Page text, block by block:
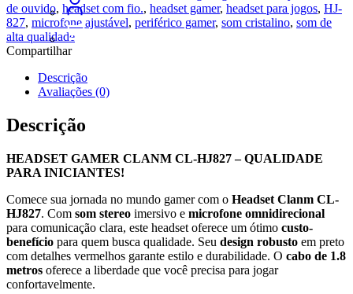
CL-
HJ827
c/
Microfone
quantidade
de ouvido, headset com fio., headset gamer, headset para jogos, HJ-
827, microfone ajustável, periférico gamer, som cristalino, som de
alta qualidade
Compartilhar
Descrição
Avaliações (0)
Descrição
HEADSET GAMER CLANM CL-HJ827 – QUALIDADE
PARA INICIANTES!
Comece sua jornada no mundo gamer com o Headset Clanm CL-
HJ827. Com som stereo imersivo e microfone omnidirecional
para comunicação clara, este headset oferece um ótimo custo-
benefício para quem busca qualidade. Seu design robusto em preto
com detalhes vermelhos garante estilo e durabilidade. O cabo de 1.8
metros oferece a liberdade que você precisa para jogar
confortavelmente.